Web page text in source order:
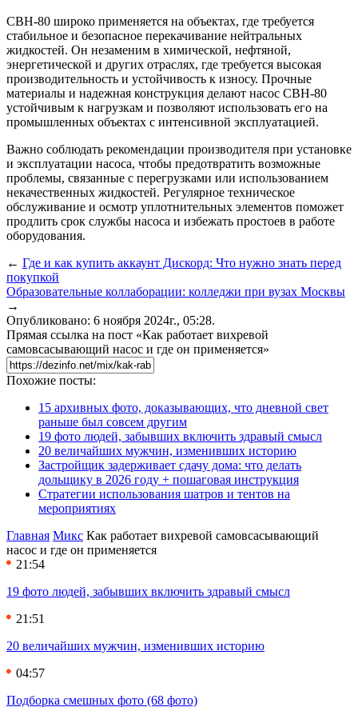
СВН-80 широко применяется на объектах, где требуется
стабильное и безопасное перекачивание нейтральных
жидкостей. Он незаменим в химической, нефтяной,
энергетической и других отраслях, где требуется высокая
производительность и устойчивость к износу. Прочные
материалы и надежная конструкция делают насос СВН-80
устойчивым к нагрузкам и позволяют использовать его на
промышленных объектах с интенсивной эксплуатацией.
Важно соблюдать рекомендации производителя при установке
и эксплуатации насоса, чтобы предотвратить возможные
проблемы, связанные с перегрузками или использованием
некачественных жидкостей. Регулярное техническое
обслуживание и осмотр уплотнительных элементов поможет
продлить срок службы насоса и избежать простоев в работе
оборудования.
← Где и как купить аккаунт Дискорд: Что нужно знать перед
покупкой
Образовательные коллаборации: колледжи при вузах Москвы
→
Опубликовано: 6 ноября 2024г., 05:28.
Прямая ссылка на пост «Как работает вихревой
самовсасывающий насос и где он применяется»
Похожие посты:
15 архивных фото, доказывающих, что дневной свет
раньше был совсем другим
19 фото людей, забывших включить здравый смысл
20 величайших мужчин, изменивших историю
Застройщик задерживает сдачу дома: что делать
дольщику в 2026 году + пошаговая инструкция
Стратегии использования шатров и тентов на
мероприятиях
Главная Микс Как работает вихревой самовсасывающий
насос и где он применяется
21:54
19 фото людей, забывших включить здравый смысл
21:51
20 величайших мужчин, изменивших историю
04:57
Подборка смешных фото (68 фото)